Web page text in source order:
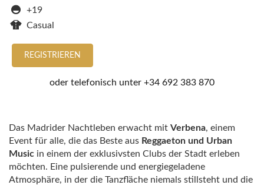
+19
Casual
REGISTRIEREN
oder telefonisch unter +34 692 383 870
Das Madrider Nachtleben erwacht mit Verbena, einem
Event für alle, die das Beste aus Reggaeton und Urban
Music in einem der exklusivsten Clubs der Stadt erleben
möchten. Eine pulsierende und energiegeladene
Atmosphäre, in der die Tanzfläche niemals stillsteht und die